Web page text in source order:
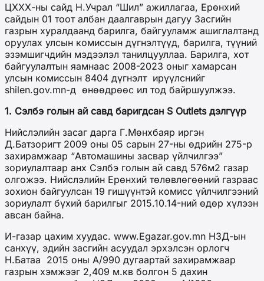
ЦХХХ-ны сайд Н.Учрал “Шил” ажиллагаа, Ерөнхий
сайдын 01 тоот албан даалгаврын дагуу Засгийн
газрын хуралдаанд барилга, байгууламж ашиглалтанд
оруулах улсын комиссын дүгнэлтүүд, барилга, түүний
эзэмшигчдийн мэдээлэл танилцууллаа. Барилга, хот
байгуулалтын яамнаас 2008-2023 оныг хамарсан
улсын комиссын 8404 дүгнэлт ирүүлснийг
shilen.gov.mn-д өнөөдрөөс ил тод байршуулжээ.
1. Сэлбэ голын ай савд баригдсан S Outlets дэлгүүр
Нийслэлийн засаг дарга Г.Мөнхбаяр иргэн
Д.Батзоригт 2009 оны 05 сарын 27-ны өдрийн 275-р
захирамжаар “Автомашины засвар үйлчилгээ”
зориулалтаар анх Сэлбэ голын ай савд 576м2 газар
олгожээ. Нийслэлийн Ерөнхий төлөвлөгөөний газраас
зохион байгуулсан 19 гишүүнтэй комисс үйлчилгээний
зориулалт бүхий барилгыг 2015.10.14-ний өдөр хүлээн
авсан байна.
И-газар цахим хуудас. www.Egazar.gov.mn НЗД-ын
санхүү, эдийн засгийн асуудал эрхэлсэн орлогч
Н.Батаа 2015 оны А/990 дугаартай захирамжаар
газрын хэмжээг 2,409 м.кв болгон 5 дахин